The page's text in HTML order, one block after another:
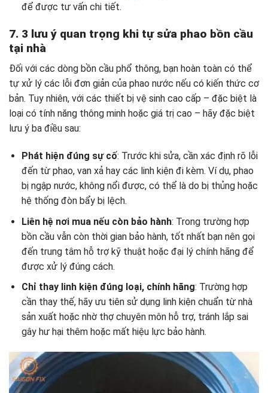
để được tư vấn chi tiết.
7. 3 lưu ý quan trọng khi tự sửa phao bồn cầu
tại nhà
Đối với các dòng bồn cầu phổ thông, bạn hoàn toàn có thể
tự xử lý các lỗi đơn giản của phao nước nếu có kiến thức cơ
bản. Tuy nhiên, với các thiết bị vệ sinh cao cấp – đặc biệt là
loại có tính năng thông minh hoặc giá trị cao – hãy đặc biệt
lưu ý ba điều sau:
Phát hiện đúng sự cố: Trước khi sửa, cần xác định rõ lỗi
đến từ phao, van xả hay các linh kiện đi kèm. Ví dụ, phao
bị ngập nước, không nổi được, có thể là do bị thủng hoặc
hệ thống đòn bẩy bị lệch.
Liên hệ nơi mua nếu còn bảo hành: Trong trường hợp
bồn cầu vẫn còn thời gian bảo hành, tốt nhất bạn nên gọi
đến trung tâm hỗ trợ kỹ thuật hoặc đại lý chính hãng để
được xử lý đúng cách.
Chỉ thay linh kiện đúng loại, chính hãng: Trường hợp
cần thay thế, hãy ưu tiên sử dụng linh kiện chuẩn từ nhà
sản xuất hoặc nhờ thợ chuyên môn hỗ trợ, tránh lắp sai
gây hư hại thêm hoặc mất hiệu lực bảo hành.